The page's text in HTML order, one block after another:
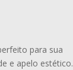
para sua
e apelo estético.